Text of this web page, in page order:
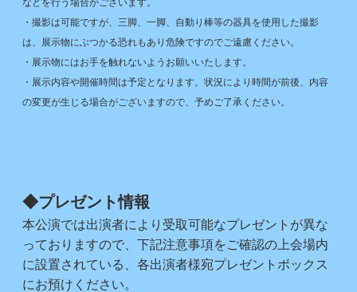
・撮影は可能ですが、三脚、一脚、自動り棒等の器具を使用した撮影
は、展示物にぶつかる恐れもあり危険ですのでご遠慮ください。
・展示物にはお手を触れないようお願いいたします。
・展示内容や開催時間は予定となります。状況により時間が前後、内容
の変更が生じる場合がございますので、予めご了承ください。
◆プレゼント情報
本公演では出演者により受取可能なプレゼントが異な
っておりますので、下記注意事項をご確認の上会場内
に設置されている、各出演者様宛プレゼントボックス
にお預けください。